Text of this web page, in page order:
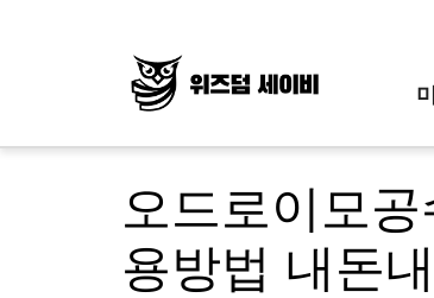
오드로이모
용방법 내돈